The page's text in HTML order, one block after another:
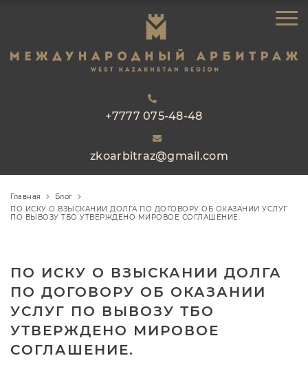
+7777 075-48-48
zkoarbitraz@gmail.com
ГЛАВНАЯ
ОБ АРБИТРАЖЕ
РЕЕСТР АРБИТРОВ
ПРАКТИКА
Главная
Блог
ПО ИСКУ О ВЗЫСКАНИИ ДОЛГА ПО ДОГОВОРУ ОБ ОКАЗАНИИ УСЛУГ
ПО ВЫВОЗУ ТБО УТВЕРЖДЕНО МИРОВОЕ СОГЛАШЕНИЕ.
ПО ИСКУ О ВЗЫСКАНИИ ДОЛГА
ПО ДОГОВОРУ ОБ ОКАЗАНИИ
УСЛУГ ПО ВЫВОЗУ ТБО
УТВЕРЖДЕНО МИРОВОЕ
СОГЛАШЕНИЕ.